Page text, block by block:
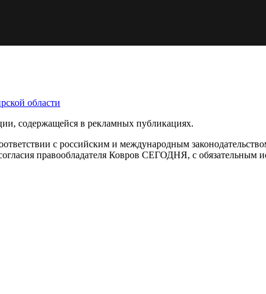
содержащейся в рекламных публикациях.
с российским и международным
правообладателя Ковров СЕГОДНЯ, с обязательным